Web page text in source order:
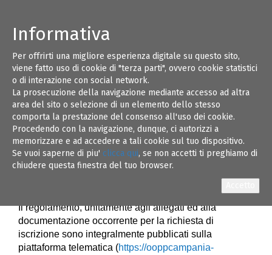
Informativa
Per offrirti una migliore esperienza digitale su questo sito,
viene fatto uso di cookie di "terza parti", ovvero cookie statistici
o di interazione con social network.
La prosecuzione della navigazione mediante accesso ad altra
area del sito o selezione di un elemento dello stesso
comporta la prestazione del consenso all'uso dei cookie.
Procedendo con la navigazione, dunque, ci autorizzi a
memorizzare e ad accedere a tali cookie sul tuo dispositivo.
Se vuoi saperne di piu' clicca qui, se non accetti ti preghiamo di
chiudere questa finestra del tuo browser.
16
FEB 22
RINNOVO ISTITUZIONE Albo degli operatori
economici per l’affidamento di servizi di
ingegneria e architettura e altri servizi tecnici
e di natura intellettuale.
Avviso relativo all’istituzione dell’Albo in oggetto sul
sito internet di PAT/MIMS
(https://trasparenza.mit.gov.it/pagina566_bandi-di-
Il regolamento, unitamente agli allegati ed alla
documentazione occorrente per la richiesta di
iscrizione sono integralmente pubblicati sulla
piattaforma telematica (https://ooppcampania-